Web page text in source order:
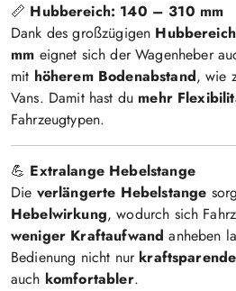
📏 Hubbereich: 140 – 310 mm
Dank des großzügigen
mm eignet sich der Wagenheber
mit höherem Bodenabstand, wie
Vans. Damit hast du mehr
Fahrzeugtypen.
💪 Extralange Hebelstange
Die verlängerte Hebelstange
Hebelwirkung, wodurch sich
weniger Kraftaufwand anheben
Bedienung nicht nur
auch komfortabler.